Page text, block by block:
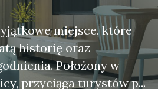
miejsce, które
historię oraz
Położony w
przyciąga turystów p...